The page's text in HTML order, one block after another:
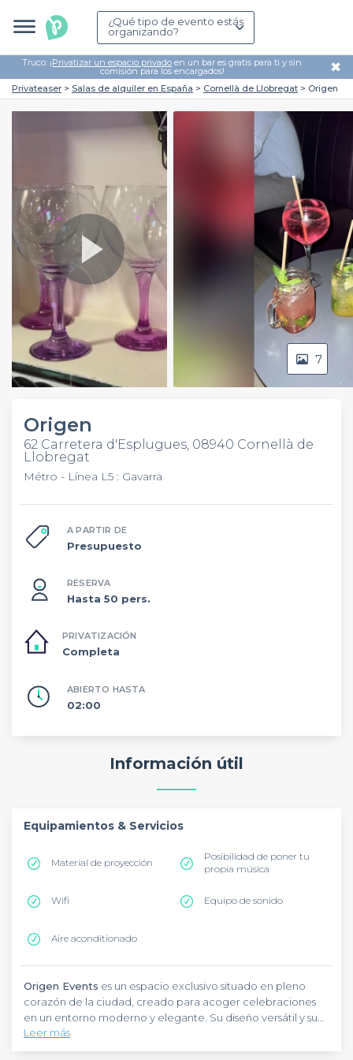
¿Qué tipo de evento estás
organizando?
Truco: ¡Privatizar un espacio privado en un bar es gratis para ti y sin
comisión para los encargados! ✖
Privateaser Salas de alquiler en España Cornellà de Llobregat Origen
Play
Video
7
Origen
62 Carretera d'Esplugues, 08940 Cornellà de
Llobregat
Métro - Línea L5 : Gavarra
A PARTIR DE
Presupuesto
RESERVA
Hasta 50 pers.
PRIVATIZACIÓN
Completa
ABIERTO HASTA
02:00
Información útil
Equipamientos & Servicios
Material de proyección
Posibilidad de poner tu
propia música
Wifi Equipo de sonido
Aire aconditionado
Origen Events es un espacio exclusivo situado en pleno
corazón de la ciudad, creado para acoger celebraciones
en un entorno moderno y elegante. Su diseño versátil y su
atmósfera acogedora lo convierten en el lugar perfecto
para reuniones de empresa, cumpleaños, presentaciones o
El espacio dispone de diversas áreas que pueden reservarse
Leer más